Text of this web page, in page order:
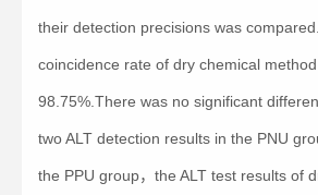
their detection precisions was
coincidence rate of dry chemical
98.75%.There was no significant
two ALT detection results in the PNU
the PPU group，the ALT test results of